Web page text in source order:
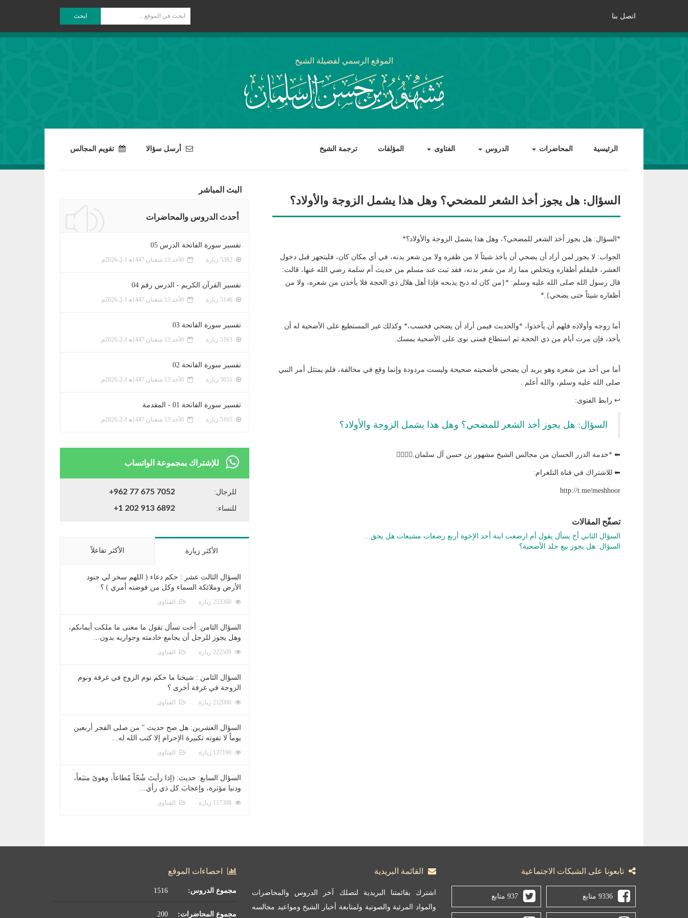
اتصل بنا ابحث
الموقع الرسمي لفضيلة الشيخ
الرئيسية المحاضرات الدروس الفتاوى المؤلفات ترجمة الشيخ أرسل سؤالا تقويم المجالس
السؤال: هل يجوز أخذ الشعر للمضحي؟ وهل هذا يشمل الزوجة والأولاد؟
*السؤال: هل يجوز أخذ الشعر للمضحي؟، وهل هذا يشمل الزوجة والأولاد؟*
الجواب: لا يجوز لمن أراد أن يضحي أن يأخذ شيئاً لا من ظفره ولا من شعر بدنه، في أي مكان كان، فليتجهز قبل دخول
العشر، فليقلم أظفاره ويتخلص مما زاد من شعر بدنه، فقد ثبت عند مسلم من حديث أم سلمة رضي الله عنها، قالت:
قال رسول الله صلى الله عليه وسلم: *{من كان له ذبح يذبحه فإذا أهل هلال ذي الحجة فلا يأخذن من شعره، ولا من
أظفاره شيئاً حتى يضحي}.*
أما زوجه وأولاده فلهم أن يأخذوا، *والحديث فيمن أراد أن يضحي فحسب،* وكذلك غير المستطيع على الأضحية له أن
يأخذ، فإن مرت أيام من ذي الحجة ثم استطاع فمتى نوى على الأضحية يمسك.
أما من أخذ من شعره وهو يريد أن يضحي فأضحيته صحيحة وليست مردودة وإنما وقع في مخالفة، فلم يمتثل أمر النبي
صلى الله عليه وسلم، والله أعلم .
↩ رابط الفتوى:
السؤال: هل يجوز أخذ الشعر للمضحي؟ وهل هذا يشمل الزوجة والأولاد؟
⬅ *خدمة الدرر الحسان من مجالس الشيخ مشهور بن حسن آل سلمان.✍🏼✍🏻
⬅ للاشتراك في قناة التلغرام:
http://t.me/meshhoor
تصفّح المقالات
السؤال الثاني أخ يسأل يقول أم ارضعت ابنة أحد الإخوة أربع رضعات مشبعات هل يحق…
السؤال: هل يجوز بيع جلد الأضحية؟
البث المباشر
أحدث الدروس والمحاضرات
تفسير سورة الفاتحة الدرس 05
الأحد 13 شعبان 1447ﻫ 1-2-2026م
تفسير القرآن الكريم - الدرس رقم 04
الأحد 13 شعبان 1447ﻫ 1-2-2026م
تفسير سورة الفاتحة 03
الأحد 13 شعبان 1447ﻫ 1-2-2026م
تفسير سورة الفاتحة 02
الأحد 13 شعبان 1447ﻫ 1-2-2026م
تفسير سورة الفاتحة 01 - المقدمة
الأحد 13 شعبان 1447ﻫ 1-2-2026م
للإشتراك بمجموعة الواتساب
للرجال: +962 77 675 7052
للنساء: +1 202 913 6892
الأكثر زيارة الأكثر تفاعلاً
السؤال الثالث عشر : حكم دعاء ( اللهم سخر لي جنود
الأرض وملائكة السماء وكل من فوضته أمري ) ؟
الفتاوى
السؤال الثامن: أخت تسأل تقول ما معنى ما ملكت أيمانكم،
وهل يجوز للرجل أن يجامع خادمته وجواريه بدون...
الفتاوى
السؤال الثامن : شيخنا ما حكم نوم الزوج في غرفة ونوم
الزوجة في غرفة أخرى ؟
الفتاوى
السؤال العشرين: هل صح حديث " من صلى الفجر أربعين
يوماً لا تفوته تكبيرة الإحرام إلا كتب الله له...
الفتاوى
السؤال السابع: حديث: (إذا رأيتَ شُحّاً مُطاعاً، وهوىً متبَعاً،
ودنيا مؤثرة، وإعجابَ كل ذي رأي...
الفتاوى
تابعونا على الشبكات الاجتماعية
9336 متابع 937 متابع
القائمة البريدية
اشترك بقائمتنا البريدية لتصلك آخر الدروس والمحاضرات
والمواد المرئية والصوتية ولمتابعة أخبار الشيخ ومواعيد مجالسه
احصاءات الموقع
مجموع الدروس:
مجموع المحاضرات: